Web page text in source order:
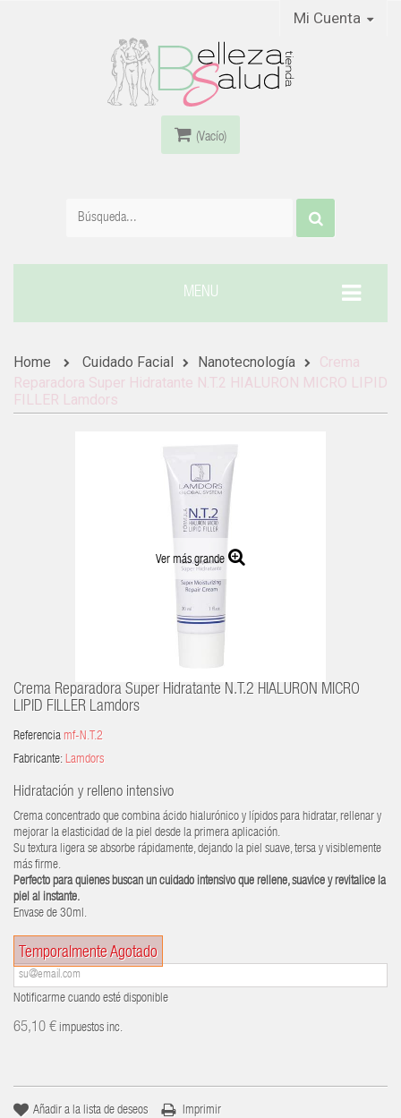
Mi Cuenta
(Vacío)
MENU
Home Cuidado Facial Nanotecnología
Crema
Reparadora Super Hidratante N.T.2 HIALURON MICRO LIPID
FILLER Lamdors
Ver más grande
Crema Reparadora Super Hidratante N.T.2 HIALURON MICRO
LIPID FILLER Lamdors
Referencia mf-N.T.2
Fabricante: Lamdors
Hidratación y relleno intensivo
Crema concentrado que combina ácido hialurónico y lípidos para hidratar, rellenar y
mejorar la elasticidad de la piel desde la primera aplicación.
Su textura ligera se absorbe rápidamente, dejando la piel suave, tersa y visiblemente
más firme.
Perfecto para quienes buscan un cuidado intensivo que rellene, suavice y revitalice la
piel al instante.
Envase de 30ml.
Temporalmente Agotado
Notificarme cuando esté disponible
65,10 € impuestos inc.
Añadir a la lista de deseos Imprimir